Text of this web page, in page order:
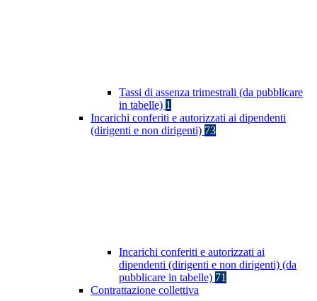
Tassi di assenza trimestrali (da pubblicare
in tabelle) 1
Incarichi conferiti e autorizzati ai dipendenti
(dirigenti e non dirigenti) 73
Incarichi conferiti e autorizzati ai
dipendenti (dirigenti e non dirigenti) (da
pubblicare in tabelle) 71
Contrattazione collettiva